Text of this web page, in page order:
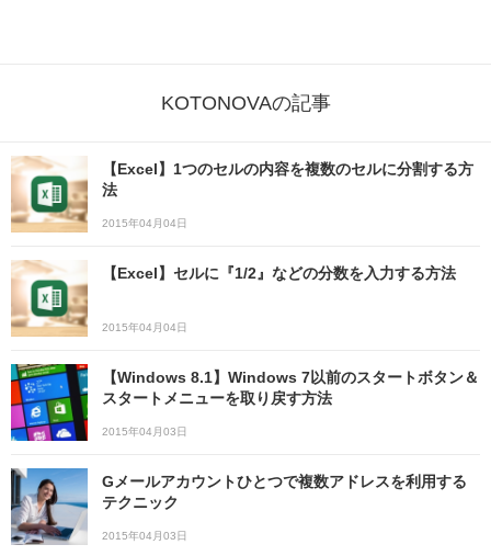
KOTONOVAの記事
【Excel】1つのセルの内容を複数のセルに分割する方
法
2015年04月04日
【Excel】セルに『1/2』などの分数を入力する方法
2015年04月04日
【Windows 8.1】Windows 7以前のスタートボタン＆
スタートメニューを取り戻す方法
2015年04月03日
Gメールアカウントひとつで複数アドレスを利用する
テクニック
2015年04月03日